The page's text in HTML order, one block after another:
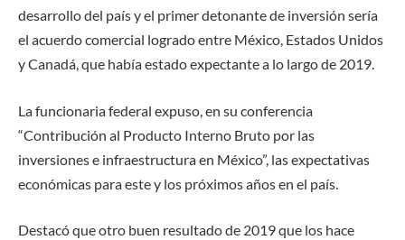
desarrollo del país y el primer detonante de inversión sería
el acuerdo comercial logrado entre México, Estados Unidos
y Canadá, que había estado expectante a lo largo de 2019.
La funcionaria federal expuso, en su conferencia
“Contribución al Producto Interno Bruto por las
inversiones e infraestructura en México”, las expectativas
económicas para este y los próximos años en el país.
Destacó que otro buen resultado de 2019 que los hace